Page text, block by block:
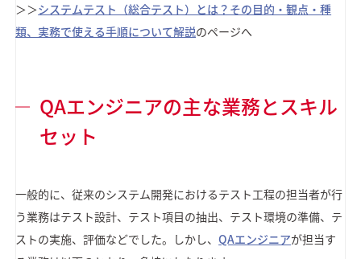
＞＞システムテスト（総合テスト）とは？その目的・観点・種
類、実務で使える手順について解説のページへ
QAエンジニアの主な業務とスキル
セット
一般的に、従来のシステム開発におけるテスト工程の担当者が行
う業務はテスト設計、テスト項目の抽出、テスト環境の準備、テ
ストの実施、評価などでした。しかし、QAエンジニアが担当す